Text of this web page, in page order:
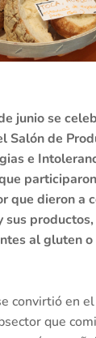
junio se
Salón de
e
que dieron a
sus
al gluten o
convirtió en
que